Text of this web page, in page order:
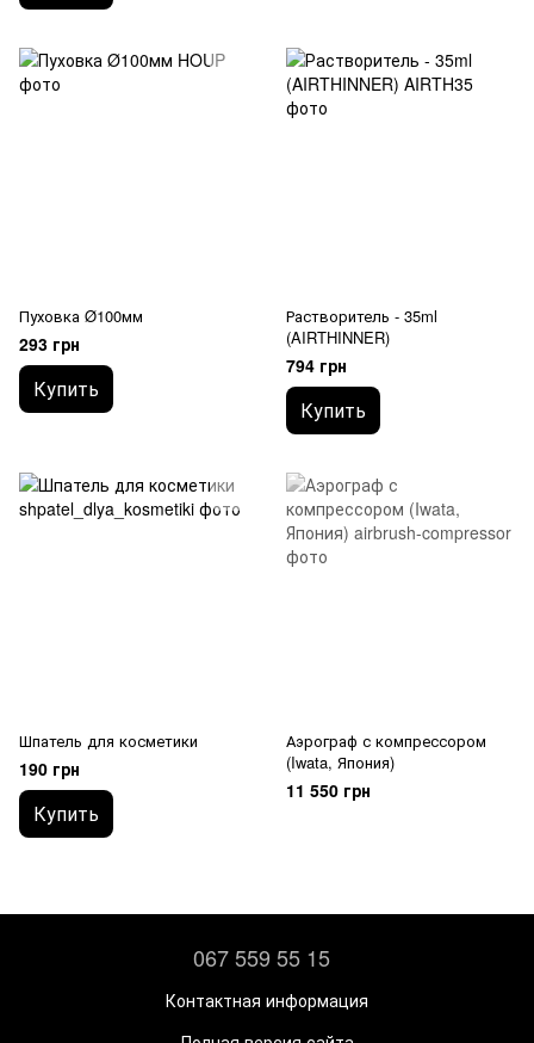
Пуховка Ø100мм
293 грн
Купить
Растворитель - 35ml
(AIRTHINNER)
794 грн
Купить
Шпатель для косметики
190 грн
Купить
Аэрограф с компрессором
(Iwata, Япония)
11 550 грн
067 559 55 15
Контактная информация